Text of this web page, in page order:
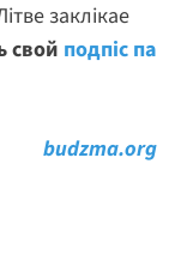
заклікае
свой подпіс па
budzma.org